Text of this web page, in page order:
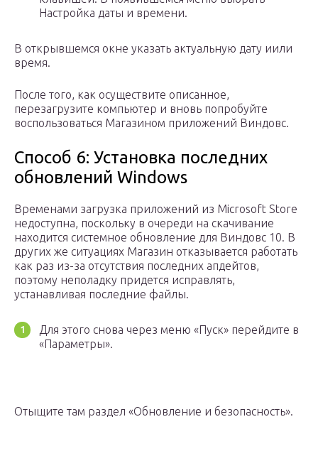
Настройка даты и времени.
В открывшемся окне указать актуальную дату иили
время.
После того, как осуществите описанное,
перезагрузите компьютер и вновь попробуйте
воспользоваться Магазином приложений Виндовс.
Способ 6: Установка последних
обновлений Windows
Временами загрузка приложений из Microsoft Store
недоступна, поскольку в очереди на скачивание
находится системное обновление для Виндовс 10. В
других же ситуациях Магазин отказывается работать
как раз из-за отсутствия последних апдейтов,
поэтому неполадку придется исправлять,
устанавливая последние файлы.
Для этого снова через меню «Пуск» перейдите в
«Параметры».
Отыщите там раздел «Обновление и безопасность».